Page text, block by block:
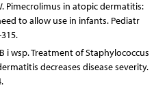
Pimecrolimus in atopic dermatitis:
to allow use in infants. Pediatr
i wsp. Treatment of Staphylococcus
decreases disease severity.